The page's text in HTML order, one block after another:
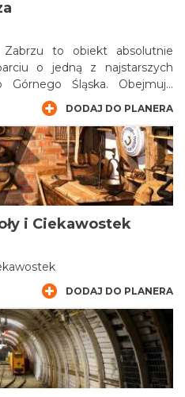
to obiekt absolutnie
o jedną z najstarszych
Górnego Śląska. Obejmuje
jak i prawdziwą sieć
praktycznie pod
DODAJ DO PLANERA
i Ciekawostek
DODAJ DO PLANERA